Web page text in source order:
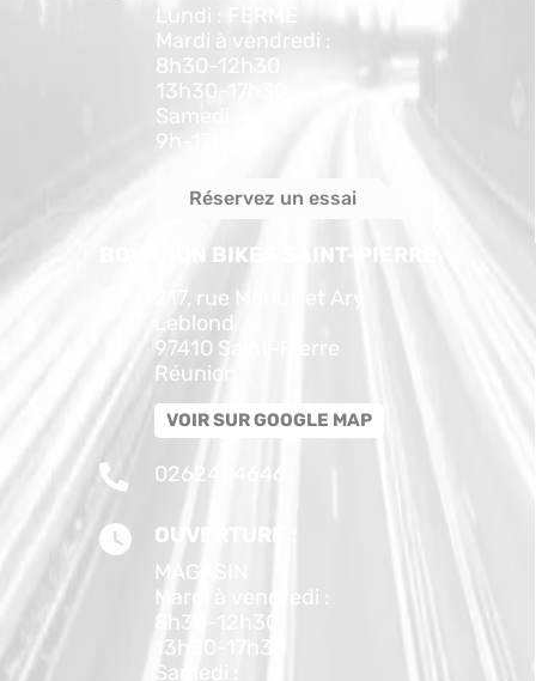
Lundi : FERMÉ
Mardi à vendredi :
8h30-12h30
13h30-17h30
Samedi :
9h-17h
Réservez un essai
BOURBON BIKES SAINT-PIERRE
217, rue Marius et Ary
Leblond
97410 Saint-Pierre
Réunion
VOIR SUR GOOGLE MAP
0262404646
OUVERTURE :
MAGASIN
Mardi à vendredi :
8h30-12h30
13h30-17h30
Samedi :